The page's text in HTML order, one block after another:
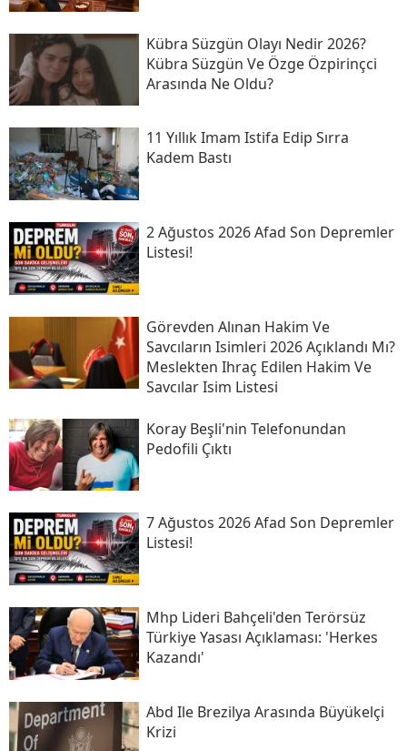
Kübra Süzgün Olayı Nedir 2026?
Kübra Süzgün Ve Özge Özpirinçci
Arasında Ne Oldu?
11 Yıllık Imam Istifa Edip Sırra
Kadem Bastı
2 Ağustos 2026 Afad Son Depremler
Listesi!
Görevden Alınan Hakim Ve
Savcıların Isimleri 2026 Açıklandı Mı?
Meslekten Ihraç Edilen Hakim Ve
Savcılar Isim Listesi
Koray Beşli'nin Telefonundan
Pedofili Çıktı
7 Ağustos 2026 Afad Son Depremler
Listesi!
Mhp Lideri Bahçeli'den Terörsüz
Türkiye Yasası Açıklaması: 'herkes
Kazandı'
Abd Ile Brezilya Arasında Büyükelçi
Krizi